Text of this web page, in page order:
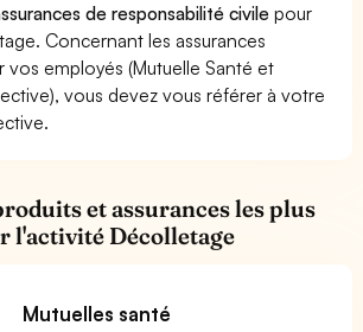
de responsabilité civile pour
Concernant les assurances
vos employés (Mutuelle Santé et
vous devez vous référer à votre
et assurances les plus
l'activité Décolletage
Mutuelles santé